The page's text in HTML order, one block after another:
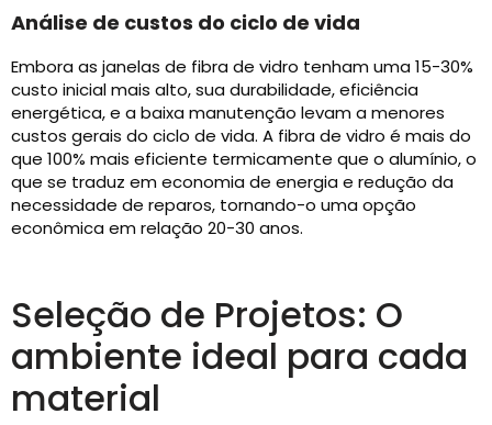
Análise de custos do ciclo de vida
Embora as janelas de fibra de vidro tenham uma 15-30%
custo inicial mais alto, sua durabilidade, eficiência
energética, e a baixa manutenção levam a menores
custos gerais do ciclo de vida. A fibra de vidro é mais do
que 100% mais eficiente termicamente que o alumínio, o
que se traduz em economia de energia e redução da
necessidade de reparos, tornando-o uma opção
econômica em relação 20-30 anos.
Seleção de Projetos: O
ambiente ideal para cada
material